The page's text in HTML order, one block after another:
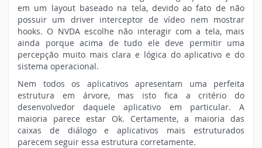
em um layout baseado na tela, devido ao fato de não
possuir um driver interceptor de vídeo nem mostrar
hooks. O NVDA escolhe não interagir com a tela, mais
ainda porque acima de tudo ele deve permitir uma
percepção muito mais clara e lógica do aplicativo e do
sistema operacional.
Nem todos os aplicativos apresentam uma perfeita
estrutura em árvore, mas isto fica a critério do
desenvolvedor daquele aplicativo em particular. A
maioria parece estar Ok. Certamente, a maioria das
caixas de diálogo e aplicativos mais estruturados
parecem seguir essa estrutura corretamente.